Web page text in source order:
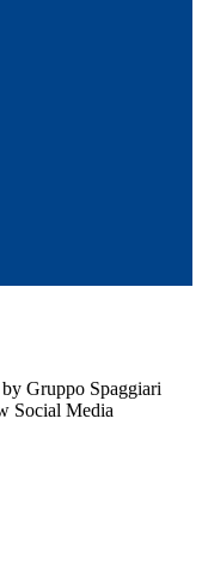
Gruppo Spaggiari
Social Media